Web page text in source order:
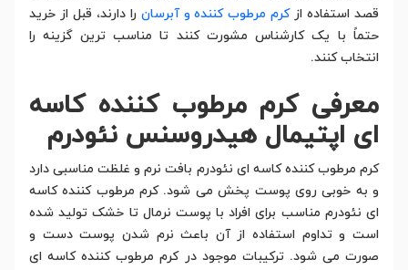
قصد استفاده ازکرم مرطوب کننده و آبرسان را دارند، قبل از خرید
حتماً با یک کارشناس مشورت کنند تا مناسب ترین گزینه را
انتخاب کنند.
معرفی کرم مرطوب کننده کاسه
ای اپتیمال هیدروسنس نئودرم
کرم مرطوب کننده کاسه ای نئودرم بافت نرم و غلظت مناسبی دارد
و به خوبی روی پوست پخش می شود. کرم مرطوب کننده کاسه
ای نئودرم مناسب برای افراد با پوست نرمال تا خشک تولید شده
است و تداوم استفاده از آن باعث نرم شدن پوست دست و
صورت می شود. ترکیبات موجود در کرم مرطوب کننده کاسه ای